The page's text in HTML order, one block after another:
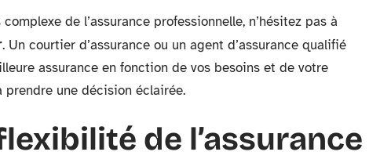
de l’assurance professionnelle, n’hésitez pas à
. Un courtier d’assurance ou un agent d’assurance qualifié
assurance en fonction de vos besoins et de votre
une décision éclairée.
de l’assurance